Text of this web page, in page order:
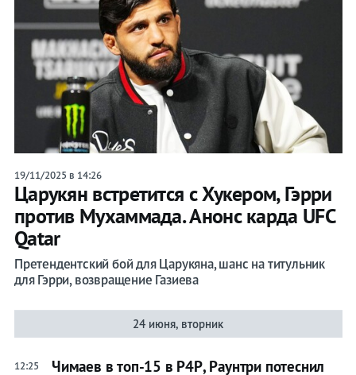
19/11/2025 в 14:26
Царукян встретится с Хукером, Гэрри
против Мухаммада. Анонс карда UFC
Qatar
Претендентский бой для Царукяна, шанс на титульник
для Гэрри, возвращение Газиева
24 июня, вторник
12:25
Чимаев в топ-15 в Р4Р, Раунтри потеснил